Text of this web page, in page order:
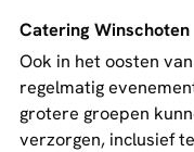
Catering Winschoten
Ook in het oosten
regelmatig
grotere groepen
verzorgen, inclusief